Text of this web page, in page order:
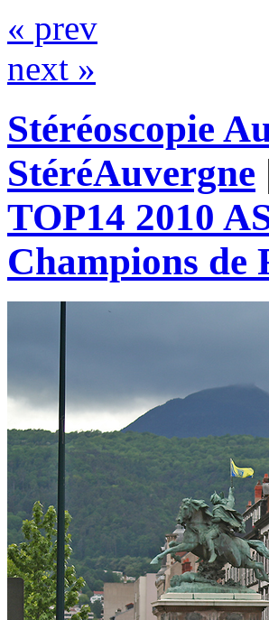
« prev
next »
Stéréoscopie
StéréAuvergne
TOP14 2010
Champions de